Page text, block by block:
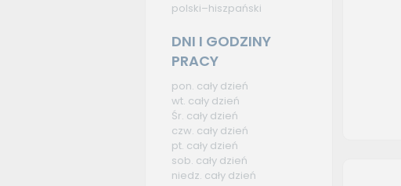
polski–hiszpański
DNI I GODZINY
PRACY
pon. cały dzień
wt. cały dzień
Śr. cały dzień
czw. cały dzień
pt. cały dzień
sob. cały dzień
niedz. cały dzień